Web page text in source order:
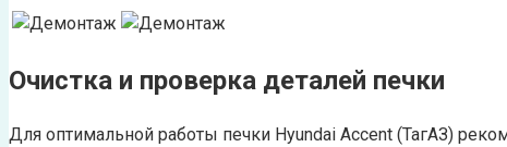
Очистка и проверка деталей печки
Для оптимальной работы печки Hyundai Accent (ТагАЗ)